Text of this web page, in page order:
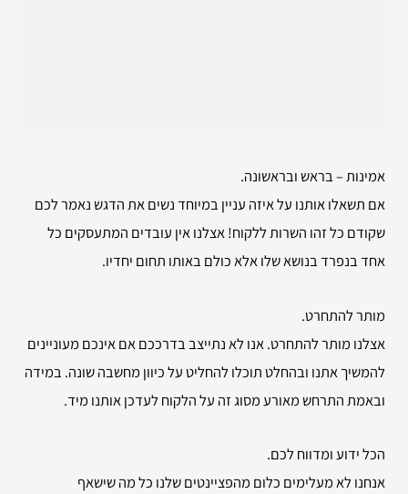
אמינות – בראש ובראשונה.
אם תשאלו אותנו על איזה עניין במיוחד נשים את הדגש נאמר לכם
שקודם כל זהו השרות ללקוח! אצלנו אין עובדים המתעסקים כל
אחד בנפרד בנושא שלו אלא כולם באותו תחום יחדיו.
מותר להתחרט.
אצלנו מותר להתחרט. אנו לא נתייצב בדרככם אם אינכם מעוניינים
להמשיך אתנו ובהחלט תוכלו להחליט על כיוון מחשבה שונה. במידה
ובאמת התרחש מאורע מסוג זה על הלקוח לעדכן אותנו מיד.
הכל ידוע ומדווח לכם.
אנחנו לא מעלימים כלום מהפציינטים שלנו כל מה שישאף